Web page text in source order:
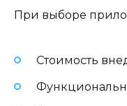
При выборе
Стоимость